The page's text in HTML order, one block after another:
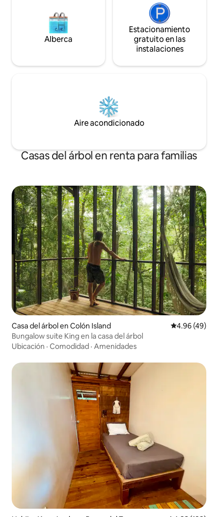
Alberca
Estacionamiento
gratuito en las
instalaciones
Aire acondicionado
Casas del árbol en renta para familias
Casa del árbol en Colón Island Calificación
4.96 (49)
Bungalow suite King en la casa del árbol
Ubicación · Comodidad · Amenidades